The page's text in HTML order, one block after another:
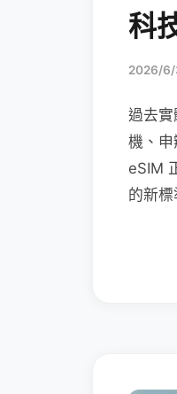
科
2026/
過去
機、申
eSIM
的新標